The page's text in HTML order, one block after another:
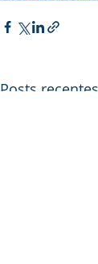
Posts recentes